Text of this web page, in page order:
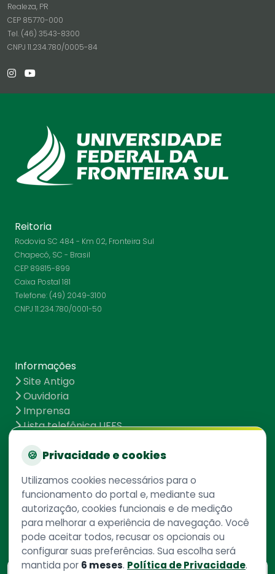
Realeza, PR
CEP 85770-000
Tel. (46) 3543-8300
CNPJ 11.234.780/0005-84
Reitoria
Rodovia SC 484 - Km 02, Fronteira Sul
Chapecó, SC - Brasil
CEP 89815-899
Caixa Postal 181
Telefone: (49) 2049-3100
CNPJ 11.234.780/0001-50
Informações
Site Antigo
Ouvidoria
Imprensa
Lista telefônica UFFS
UFFS contra o Aedes
Mapa do site
Redes Sociais
🍪 Privacidade e cookies
Utilizamos cookies necessários para o
funcionamento do portal e, mediante sua
autorização, cookies funcionais e de medição
para melhorar a experiência de navegação. Você
pode aceitar todos, recusar os opcionais ou
configurar suas preferências. Sua escolha será
mantida por 6 meses. Política de Privacidade.